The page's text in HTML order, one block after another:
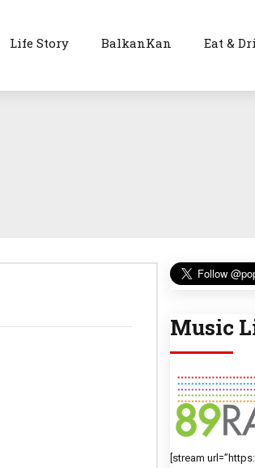
Life Story BalkanKan Eat &
Music
[stream